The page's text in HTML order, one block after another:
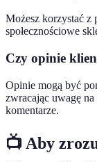
Możesz korzystać z
społecznościowe
Czy opinie
Opinie mogą być
zwracając uwagę
komentarze.
📺 Aby